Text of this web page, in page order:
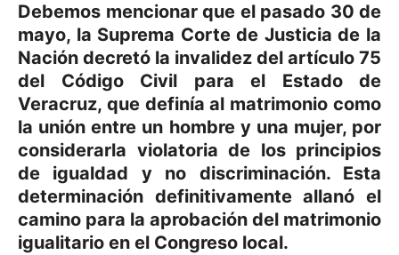
Debemos mencionar que el pasado 30 de
mayo, la Suprema Corte de Justicia de la
Nación decretó la invalidez del artículo 75
del Código Civil para el Estado de
Veracruz, que definía al matrimonio como
la unión entre un hombre y una mujer, por
considerarla violatoria de los principios
de igualdad y no discriminación. Esta
determinación definitivamente allanó el
camino para la aprobación del matrimonio
igualitario en el Congreso local.